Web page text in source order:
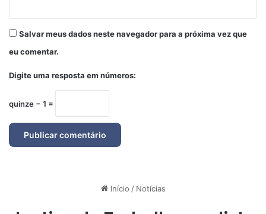
Salvar meus dados neste navegador para a próxima vez que
eu comentar.
Digite uma resposta em números:
quinze − 1 =